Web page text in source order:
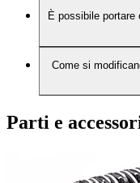
È possibile
Come si
Parti e